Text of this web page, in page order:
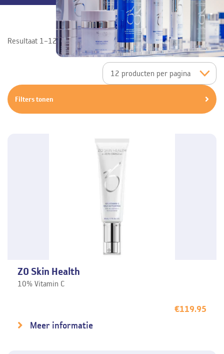
Resultaat 1–12 van de 25 resultaten wordt getoond
Filters tonen
ZO Skin Health
10% Vitamin C
€119.95
Meer informatie